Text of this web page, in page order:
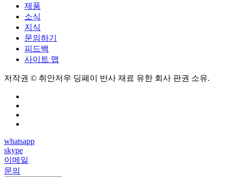
제품
소식
지식
문의하기
피드백
사이트 맵
저작권 © 취안저우 딩페이 반사 재료 유한 회사 판권 소유.
whatsapp
skype
이메일
문의